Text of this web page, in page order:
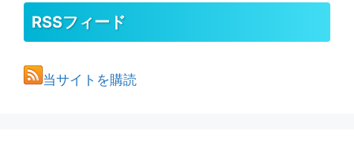
RSSフィード
当サイトを購読